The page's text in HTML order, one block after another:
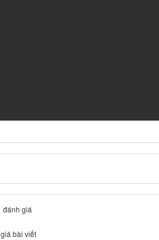
đánh giá
bài viết